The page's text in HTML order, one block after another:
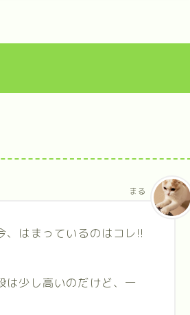
、はまっているのはコレ!!
は少し高いのだけど、一
まる